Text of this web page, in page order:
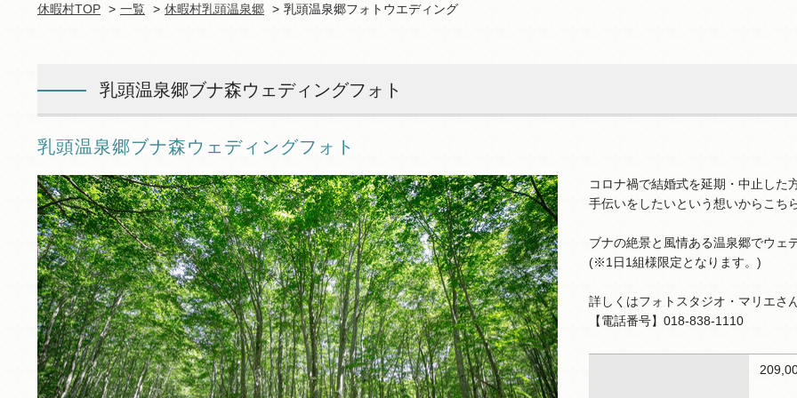
休暇村TOP 一覧 休暇村乳頭温泉郷 乳頭温泉郷フォトウエディング
乳頭温泉郷ブナ森ウェディングフォト
乳頭温泉郷ブナ森ウェディングフォト
コロナ禍で結婚式を延期・中止した
手伝いをしたいという想いからこち
ブナの絶景と風情ある温泉郷でウェ
(※1日1組様限定となります。)
詳しくはフォトスタジオ・マリエさ
【電話番号】018-838-1110